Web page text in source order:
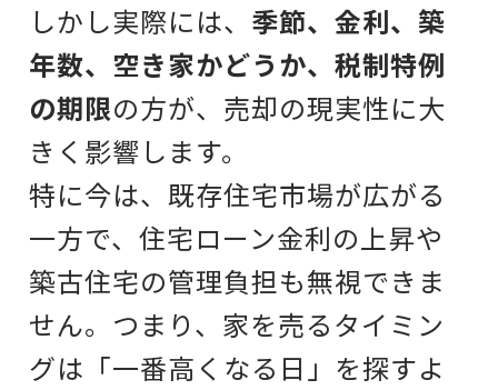
しかし実際には、 季節、金利、築
年数、空き家かどうか、税制特例
の期限の方が、売却の現実性に大
きく影響します。
特に今は、既存住宅市場が広がる
一方で、住宅ローン金利の上昇や
築古住宅の管理負担も無視できま
せん。つまり、家を売るタイミン
グは「一番高くなる日」を探すよ